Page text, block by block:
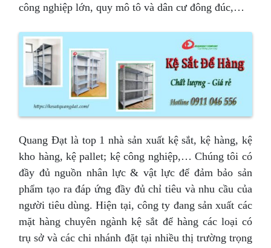
công nghiệp lớn, quy mô tô và dân cư đông đúc,…
Quang Đạt là top 1 nhà sản xuất kệ sắt, kệ hàng, kệ
kho hàng, kệ pallet; kệ công nghiệp,… Chúng tôi có
đầy đủ nguồn nhân lực & vật lực để đảm bảo sản
phẩm tạo ra đáp ứng đầy đủ chỉ tiêu và nhu cầu của
người tiêu dùng. Hiện tại, công ty đang sản xuất các
mặt hàng chuyên ngành kệ sắt để hàng các loại có
trụ sở và các chi nhánh đặt tại nhiều thị trường trọng